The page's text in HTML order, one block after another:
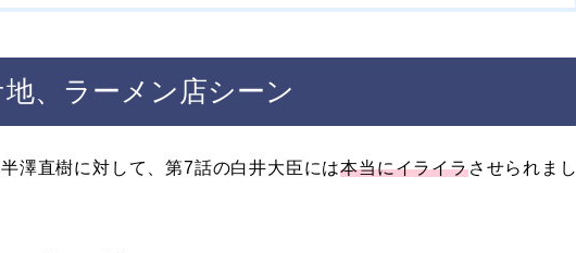
、ラーメン店シーン
澤直樹に対して、第7話の白井大臣には本当にイライラさせられまし